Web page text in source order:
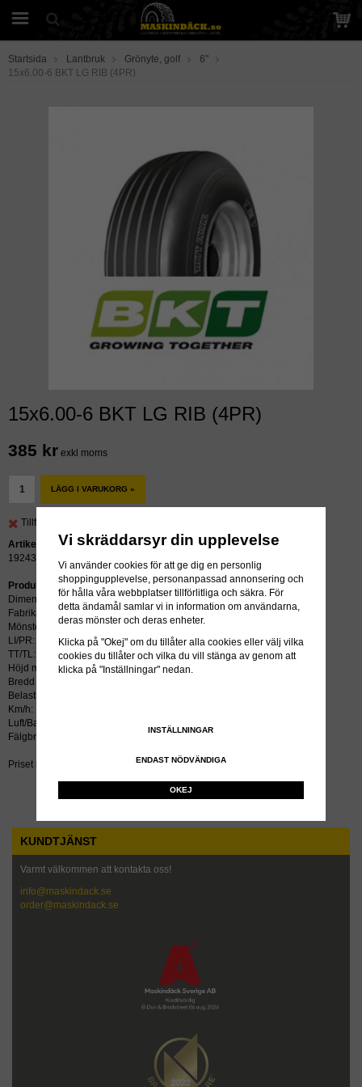
Startsida Lantbruk Grönyte, golf
6"
15x6.00-6 BKT LG RIB (4PR)
15x6.00-6 BKT LG RIB (4PR)
385 kr exkl moms
LÄGG I VARUKORG »
Tillfälligt slut, beräknad leverans: 2026-09-19
Artikelnummer:
19243
Produktbeskrivning:
Dimension: 15x6.00-6
Fabrikat: BKT
Mönster: LG RIB
LI/PR: 4
TT/TL: TL (slang krävs ej)
Höjd mm: 365
Bredd mm: 159
Belastning kg: 260
Km/h: 15
Luft/Bar: 2.1
Fälgbredd tum: 4.5
Priset inkluderar återvinningsavgift!
KUNDTJÄNST
Varmt välkommen att kontakta oss!
info@maskindack.se
order@maskindack.se
Vi skräddarsyr din upplevelse
Vi använder cookies för att ge dig en personlig
shoppingupplevelse, personanpassad annonsering och
för hålla våra webbplatser tillförlitliga och säkra. För
detta ändamål samlar vi in information om användarna,
deras mönster och deras enheter.
Klicka på "Okej" om du tillåter alla cookies eller välj vilka
cookies du tillåter och vilka du vill stänga av genom att
klicka på "Inställningar" nedan.
INSTÄLLNINGAR
ENDAST NÖDVÄNDIGA
OKEJ